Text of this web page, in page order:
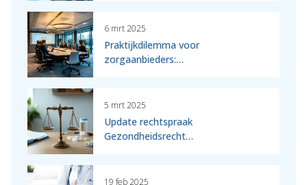
6 mrt 2025
Praktijkdilemma voor
zorgaanbieders:…
5 mrt 2025
Update rechtspraak
Gezondheidsrecht…
19 feb 2025